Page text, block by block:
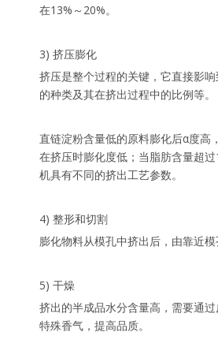
在13%～20%。
3) 挤压膨化
挤压是整个过程的关键，它直接影
的种类及其在挤出过程中的比例等。
直链淀粉含量低的原料膨化后α度高
在挤压时膨化度低；当脂肪含量超
机具有不同的挤出工艺参数。
4) 整形和切割
膨化物料从模孔中挤出后，由靠近
5) 干燥
挤出的半成品水分含量高，需要通
特殊香气，提高品质。